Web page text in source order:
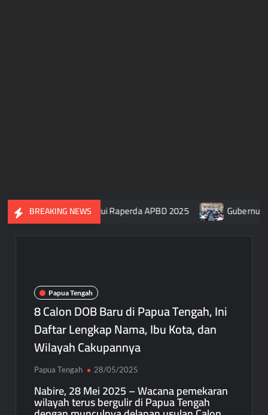
BREAKING NEWS
Tengah Setujui Raperda APBD 2025 Gubernur
Papua Tengah
8 Calon DOB Baru di Papua Tengah, Ini
Daftar Lengkap Nama, Ibu Kota, dan
Wilayah Cakupannya
Papua Tengah 28/05/2025
Nabire, 28 Mei 2025 – Wacana pemekaran
wilayah terus bergulir di Papua Tengah